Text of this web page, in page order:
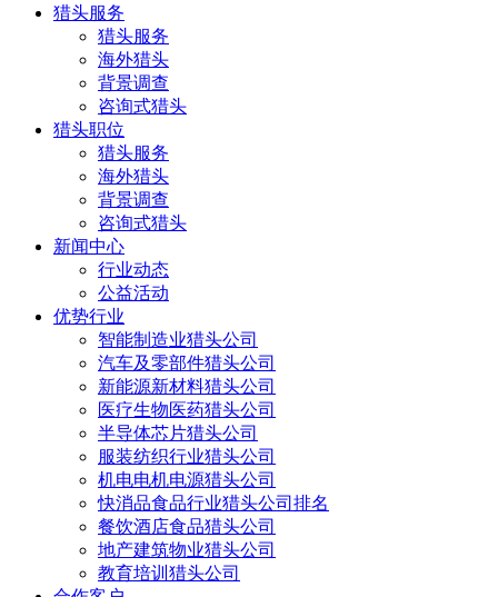
猎头服务
猎头服务
海外猎头
背景调查
咨询式猎头
猎头职位
猎头服务
海外猎头
背景调查
咨询式猎头
新闻中心
行业动态
公益活动
优势行业
智能制造业猎头公司
汽车及零部件猎头公司
新能源新材料猎头公司
医疗生物医药猎头公司
半导体芯片猎头公司
服装纺织行业猎头公司
机电电机电源猎头公司
快消品食品行业猎头公司排名
餐饮酒店食品猎头公司
地产建筑物业猎头公司
教育培训猎头公司